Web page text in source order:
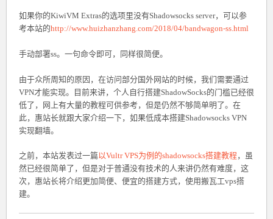
如果你的KiwiVM Extras的选项里没有Shadowsocks server，可以参
考本站的http://www.huizhanzhang.com/2018/04/bandwagon-ss.html
手动部署ss。一句命令即可，同样很简便。
由于众所周知的原因，在访问部分国外网站的时候，我们需要通过
VPN才能实现。目前来讲，个人自行搭建ShadowSocks的门槛已经很
低了，网上有大量的教程可供参考，但是仍然不够简单明了。在
此，惠站长就跟大家介绍一下，如果低成本搭建Shadowsocks VPN
实现翻墙。
之前，本站发表过一篇以Vultr VPS为例的shadowsocks搭建教程，虽
然已经很简单了，但是对于普通没有技术的人来讲仍然有难度，这
次，惠站长将介绍更加简便、便宜的搭建方式，使用搬瓦工vps搭
建。